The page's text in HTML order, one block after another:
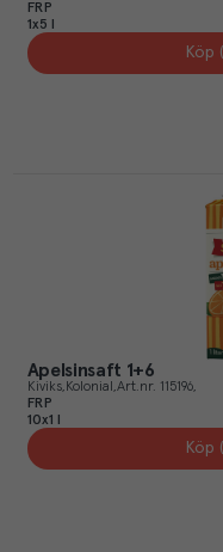
FRP
1x5 l
Köp
Apelsinsaft 1+6
Kiviks Kolonial Art.nr. 115196
FRP
10x1 l
Köp